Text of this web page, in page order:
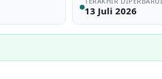
13 Juli 2026